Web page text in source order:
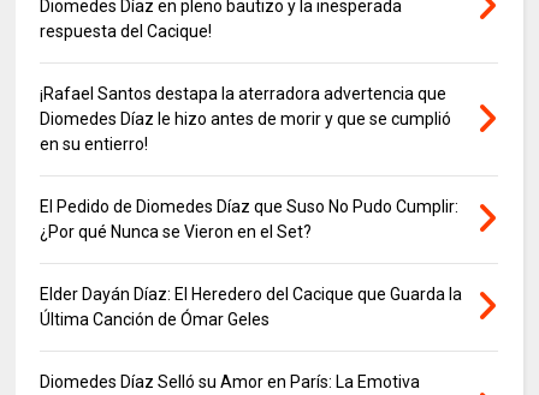
Diomedes Díaz en pleno bautizo y la inesperada
respuesta del Cacique!
¡Rafael Santos destapa la aterradora advertencia que
Diomedes Díaz le hizo antes de morir y que se cumplió
en su entierro!
El Pedido de Diomedes Díaz que Suso No Pudo Cumplir:
¿Por qué Nunca se Vieron en el Set?
Elder Dayán Díaz: El Heredero del Cacique que Guarda la
Última Canción de Ómar Geles
Diomedes Díaz Selló su Amor en París: La Emotiva